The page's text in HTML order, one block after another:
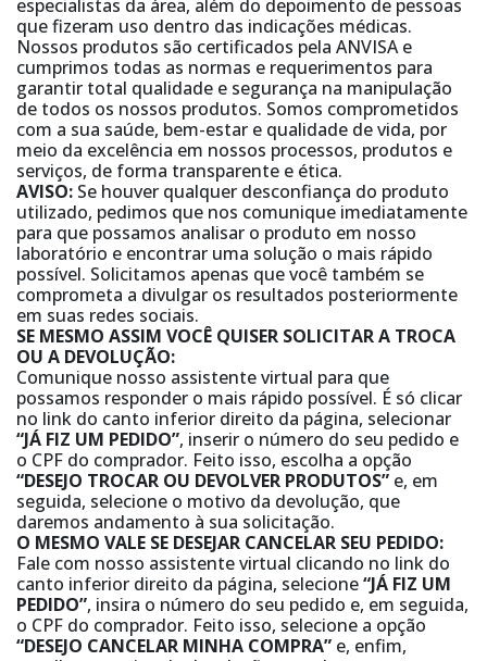
especialistas da área, além do depoimento de pessoas
que fizeram uso dentro das indicações médicas.
Nossos produtos são certificados pela ANVISA e
cumprimos todas as normas e requerimentos para
garantir total qualidade e segurança na manipulação
de todos os nossos produtos. Somos comprometidos
com a sua saúde, bem-estar e qualidade de vida, por
meio da excelência em nossos processos, produtos e
serviços, de forma transparente e ética.
AVISO: Se houver qualquer desconfiança do produto
utilizado, pedimos que nos comunique imediatamente
para que possamos analisar o produto em nosso
laboratório e encontrar uma solução o mais rápido
possível. Solicitamos apenas que você também se
comprometa a divulgar os resultados posteriormente
em suas redes sociais.
SE MESMO ASSIM VOCÊ QUISER SOLICITAR A TROCA
OU A DEVOLUÇÃO:
Comunique nosso assistente virtual para que
possamos responder o mais rápido possível. É só clicar
no link do canto inferior direito da página, selecionar
“JÁ FIZ UM PEDIDO”, inserir o número do seu pedido e
o CPF do comprador. Feito isso, escolha a opção
“DESEJO TROCAR OU DEVOLVER PRODUTOS” e, em
seguida, selecione o motivo da devolução, que
daremos andamento à sua solicitação.
O MESMO VALE SE DESEJAR CANCELAR SEU PEDIDO:
Fale com nosso assistente virtual clicando no link do
canto inferior direito da página, selecione“JÁ FIZ UM
PEDIDO”, insira o número do seu pedido e, em seguida,
o CPF do comprador. Feito isso, selecione a opção
“DESEJO CANCELAR MINHA COMPRA” e, enfim,